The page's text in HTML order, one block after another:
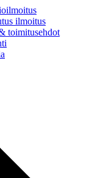
ilmoitus
toimitusehdot